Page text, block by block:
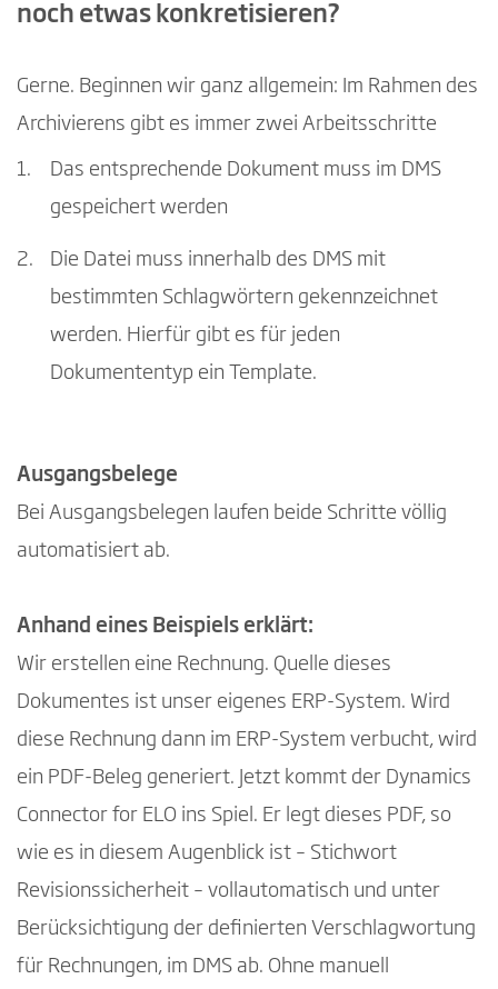
noch etwas konkretisieren?
Gerne. Beginnen wir ganz allgemein: Im Rahmen des
Archivierens gibt es immer zwei Arbeitsschritte
Das entsprechende Dokument muss im DMS
gespeichert werden
Die Datei muss innerhalb des DMS mit
bestimmten Schlagwörtern gekennzeichnet
werden. Hierfür gibt es für jeden
Dokumententyp ein Template.
Ausgangsbelege
Bei Ausgangsbelegen laufen beide Schritte völlig
automatisiert ab.
Anhand eines Beispiels erklärt:
Wir erstellen eine Rechnung. Quelle dieses
Dokumentes ist unser eigenes ERP-System. Wird
diese Rechnung dann im ERP-System verbucht, wird
ein PDF-Beleg generiert. Jetzt kommt der Dynamics
Connector for ELO ins Spiel. Er legt dieses PDF, so
wie es in diesem Augenblick ist – Stichwort
Revisionssicherheit – vollautomatisch und unter
Berücksichtigung der definierten Verschlagwortung
für Rechnungen, im DMS ab. Ohne manuell